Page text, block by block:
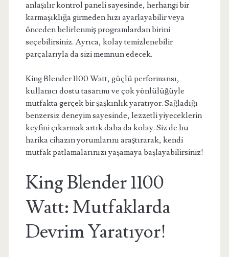
anlaşılır kontrol paneli sayesinde, herhangi bir
karmaşıklığa girmeden hızı ayarlayabilir veya
önceden belirlenmiş programlardan birini
seçebilirsiniz. Ayrıca, kolay temizlenebilir
parçalarıyla da sizi memnun edecek.
King Blender 1100 Watt, güçlü performansı,
kullanıcı dostu tasarımı ve çok yönlülüğüyle
mutfakta gerçek bir şaşkınlık yaratıyor. Sağladığı
benzersiz deneyim sayesinde, lezzetli yiyeceklerin
keyfini çıkarmak artık daha da kolay. Siz de bu
harika cihazın yorumlarını araştırarak, kendi
mutfak patlamalarınızı yaşamaya başlayabilirsiniz!
King Blender 1100
Watt: Mutfaklarda
Devrim Yaratıyor!